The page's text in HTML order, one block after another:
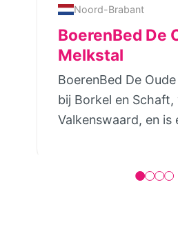
Noord-Brabant
BoerenBed De
Melkstal
BoerenBed De
bij Borkel en Schaft,
Valkenswaard, en is
oorspronkelijke vorm